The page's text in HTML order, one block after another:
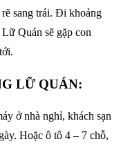
sang trái. Đi khoảng
Quán sẽ gặp con
LỮ QUÁN:
ở nhà nghỉ, khách sạn
Hoặc ô tô 4 – 7 chỗ,